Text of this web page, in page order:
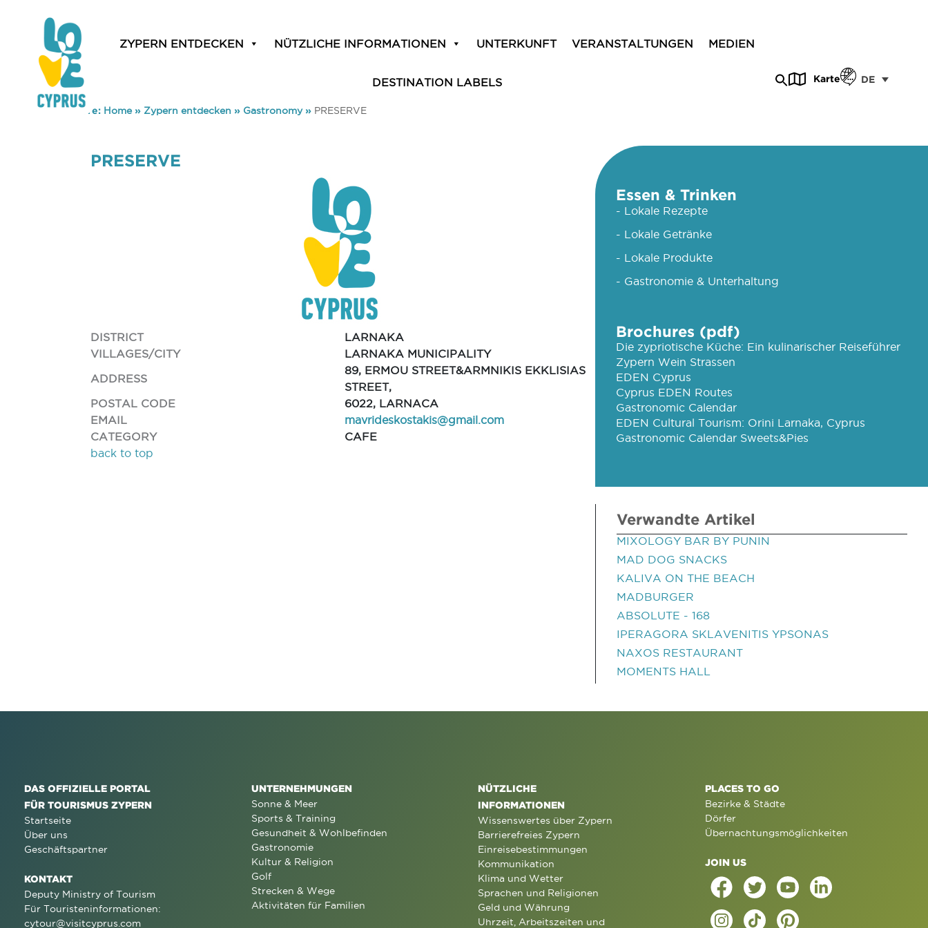
ZYPERN ENTDECKEN NÜTZLICHE INFORMATIONEN UNTERKUNFT VERANSTALTUNGEN MEDIEN
DESTINATION LABELS Karte DE
You are here: Home» Zypern entdecken » Gastronomy» PRESERVE
PRESERVE
DISTRICT
LARNAKA
VILLAGES/CITY
LARNAKA MUNICIPALITY
ADDRESS
89, ERMOU STREET&ARMNIKIS EKKLISIAS
STREET,
POSTAL CODE
6022, LARNACA
EMAIL
mavrideskostakis@gmail.com
CATEGORY
CAFE
back to top
Essen & Trinken
- Lokale Rezepte
- Lokale Getränke
- Lokale Produkte
- Gastronomie & Unterhaltung
Brochures (pdf)
Die zypriotische Küche: Ein kulinarischer Reiseführer
Zypern Wein Strassen
EDEN Cyprus
Cyprus EDEN Routes
Gastronomic Calendar
EDEN Cultural Tourism: Orini Larnaka, Cyprus
Gastronomic Calendar Sweets&Pies
Verwandte Artikel
MIXOLOGY BAR BY PUNIN
MAD DOG SNACKS
KALIVA ON THE BEACH
MADBURGER
ABSOLUTE - 168
IPERAGORA SKLAVENITIS YPSONAS
NAXOS RESTAURANT
MOMENTS HALL
DAS OFFIZIELLE PORTAL
FÜR TOURISMUS ZYPERN
Startseite
Über uns
Geschäftspartner
KONTAKT
Deputy Ministry of Tourism
Für Touristeninformationen:
cytour@visitcyprus.com
UNTERNEHMUNGEN
Sonne & Meer
Sports & Training
Gesundheit & Wohlbefinden
Gastronomie
Kultur & Religion
Golf
Strecken & Wege
Aktivitäten für Familien
NÜTZLICHE
INFORMATIONEN
Wissenswertes über Zypern
Barrierefreies Zypern
Einreisebestimmungen
Kommunikation
Klima und Wetter
Sprachen und Religionen
Geld und Währung
Uhrzeit, Arbeitszeiten und
PLACES TO GO
Bezirke & Städte
Dörfer
Übernachtungsmöglichkeiten
JOIN US